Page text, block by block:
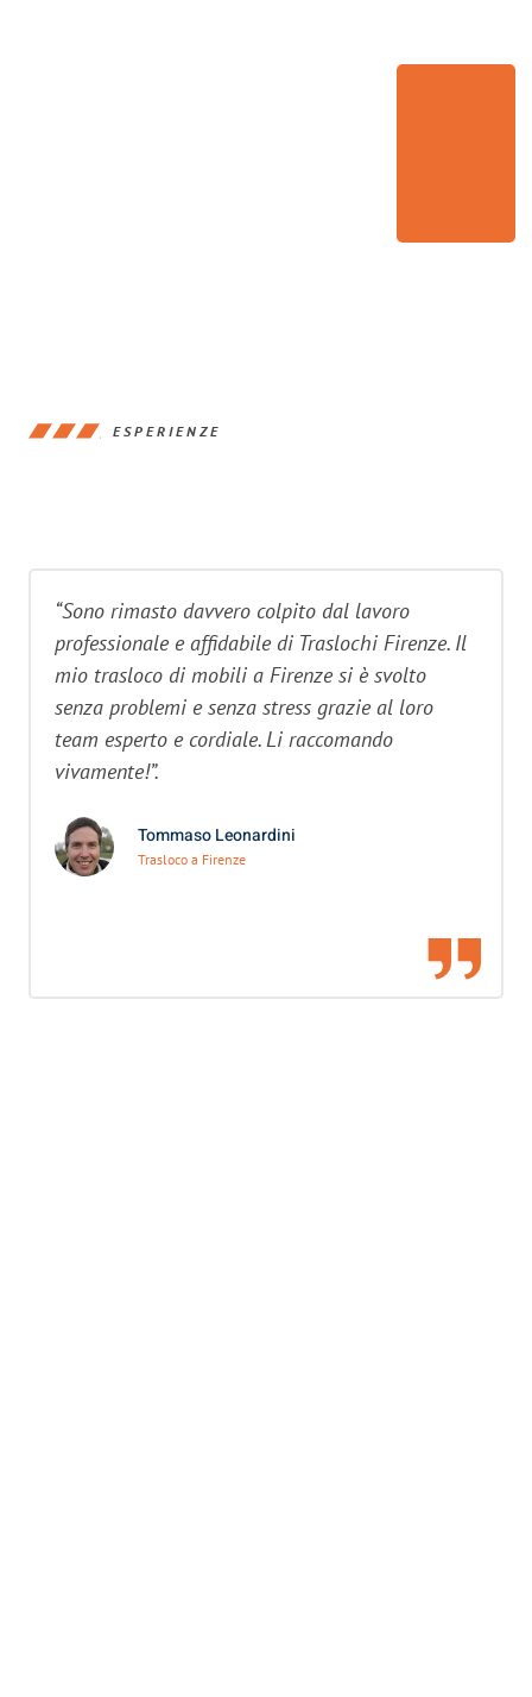
ESPERIENZE
“Sono rimasto davvero colpito dal lavoro
professionale e affidabile di Traslochi Firenze. Il
mio trasloco di mobili a Firenze si è svolto
senza problemi e senza stress grazie al loro
team esperto e cordiale. Li raccomando
vivamente!”.
Tommaso Leonardini
Trasloco a Firenze